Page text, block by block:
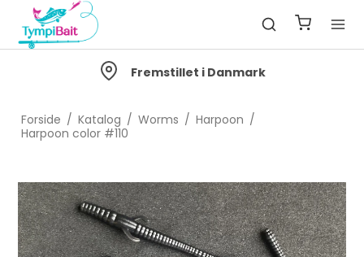
Fremstillet i Danmark
Forside / Katalog / Worms / Harpoon /
Harpoon color #110